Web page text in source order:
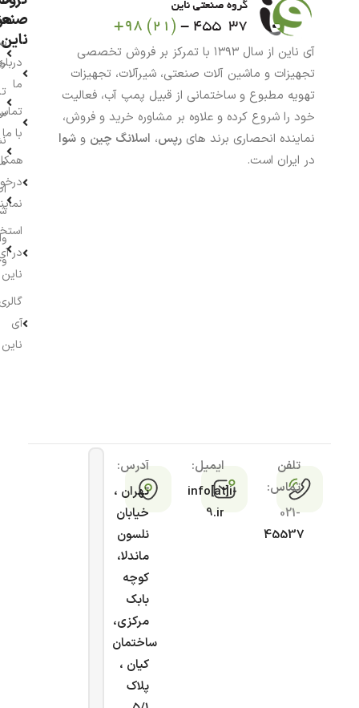
آی ناین از سال ۱۳۹۳ با تمرکز بر فروش تخصصی
تجهیزات و ماشین آلات صنعتی، شیرآلات، تجهیزات
تهویه مطبوع و ساختمانی از قبیل پمپ آب، فعالیت
خود را شروع کرده و علاوه بر مشاوره خرید و فروش،
نماینده انحصاری برند های رپس، اسلانگ چین و شوا
در ایران است.
ناین
ما
با ما
در
ناین
آی
ناین
تلفن
تماس:
021-
45537
ایمیل:
info[at]i-
9.ir
آدرس:
تهران ،
خیابان
نلسون
ماندلا،
کوچه
بابک
مرکزی،
ساختمان
کیان ،
پلاک